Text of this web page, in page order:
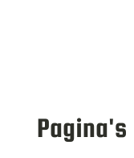
Pagina's